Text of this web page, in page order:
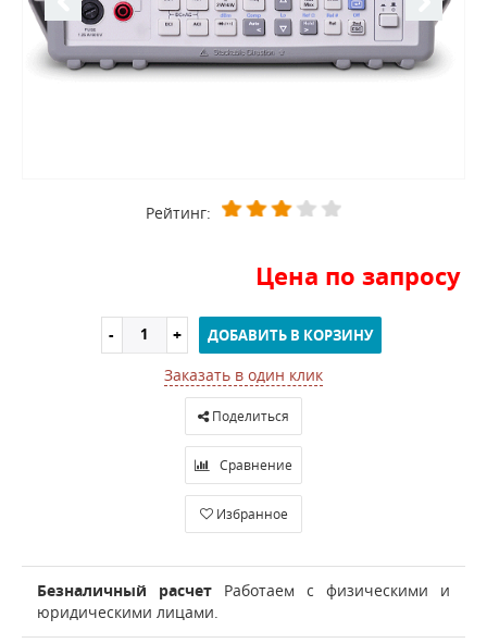
Рейтинг:
Цена по запросу
ДОБАВИТЬ В КОРЗИНУ
Заказать в один клик
Поделиться
Сравнение
Избранное
Безналичный расчет Работаем с физическими и
юридическими лицами.